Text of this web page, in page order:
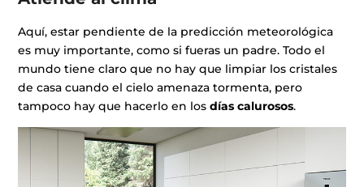
Aquí, estar pendiente de la predicción meteorológica
es muy importante, como si fueras un padre. Todo el
mundo tiene claro que no hay que limpiar los cristales
de casa cuando el cielo amenaza tormenta, pero
tampoco hay que hacerlo en losdías calurosos.